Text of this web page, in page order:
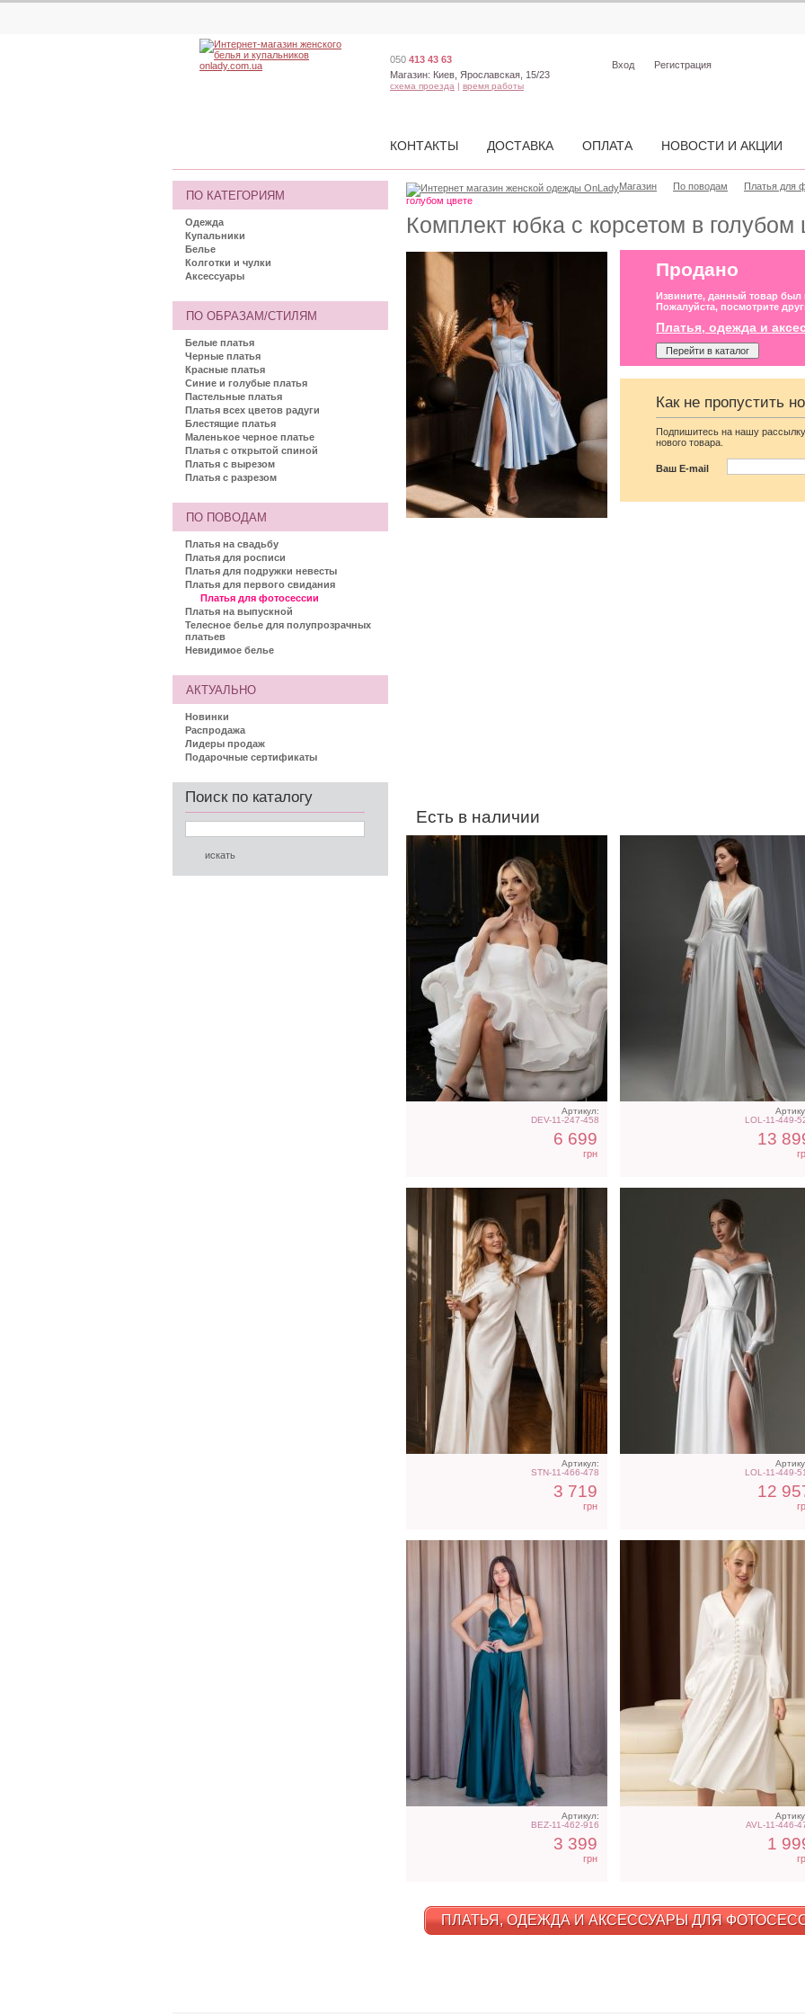
Комплект юбка с корсетом в голубом
Продано
Извините, данный товар
Пожалуйста, посмотрите
Платья, одежда и
Перейти в каталог
Как не пропустить
Подпишитесь на нашу
нового товара.
Ваш E-mail
Есть в наличии
Артикул:
DEV-11-247-458
6 699
грн
LOL-11-449-
13
Вечернее платье
молочного цвета с
накидкой
Артикул:
STN-11-466-478
3 719
грн
Свадебное длинное
атласное платье с
корсетом и рукавом
LOL-11-449-
12
Нарядное атласное
платье изумрудного цвета
с разрезом
Артикул:
BEZ-11-462-916
3 399
грн
Молочное атласное
платье миди с длинным
рукавом, на резинке
AVL-11-446-
1
ПЛАТЬЯ, ОДЕЖДА И АКСЕССУАРЫ ДЛЯ
Магазин По поводам Платья для
голубом цвете
ПО КАТЕГОРИЯМ
Одежда
Купальники
Белье
Колготки и чулки
Аксессуары
ПО ОБРАЗАМ/СТИЛЯМ
Белые платья
Черные платья
Красные платья
Синие и голубые платья
Пастельные платья
Платья всех цветов радуги
Блестящие платья
Маленькое черное платье
Платья с открытой спиной
Платья с вырезом
Платья с разрезом
ПО ПОВОДАМ
Платья на свадьбу
Платья для росписи
Платья для подружки невесты
Платья для первого свидания
Платья для фотосессии
Платья на выпускной
Телесное белье для полупрозрачных
платьев
Невидимое белье
АКТУАЛЬНО
Новинки
Распродажа
Лидеры продаж
Подарочные сертификаты
Поиск по каталогу
050 413 43 63
Магазин: Киев, Ярославская, 15/23
схема проезда | время работы
Вход Регистрация
КОНТАКТЫ ДОСТАВКА ОПЛАТА НОВОСТИ И АКЦИИ